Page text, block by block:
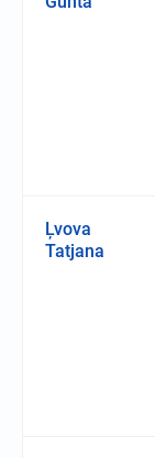
Ļvova
Tatjana